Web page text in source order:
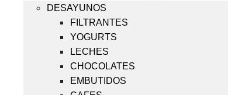
DESAYUNOS
FILTRANTES
YOGURTS
LECHES
CHOCOLATES
EMBUTIDOS